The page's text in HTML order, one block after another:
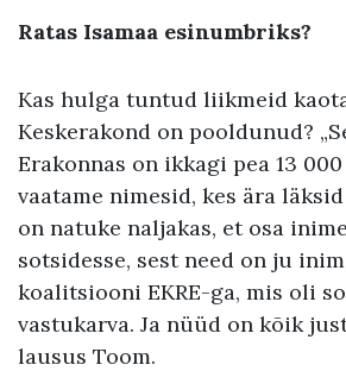
Ratas Isamaa esinumbriks?
Kas hulga tuntud liikmeid
Keskerakond on pooldunud?
Erakonnas on ikkagi pea 13
vaatame nimesid, kes ära
on natuke naljakas, et osa
sotsidesse, sest need on ju
koalitsiooni EKRE-ga, mis oli
vastukarva. Ja nüüd on kõik
lausus Toom.